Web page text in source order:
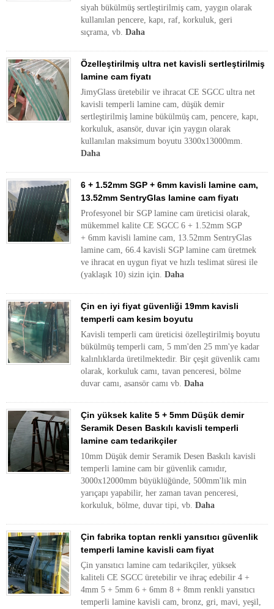
siyah bükülmüş sertleştirilmiş cam, yaygın olarak
kullanılan pencere, kapı, raf, korkuluk, geri
sıçrama, vb. Daha
Özelleştirilmiş ultra net kavisli sertleştirilmiş
lamine cam fiyatı
JimyGlass üretebilir ve ihracat CE SGCC ultra net
kavisli temperli lamine cam, düşük demir
sertleştirilmiş lamine bükülmüş cam, pencere, kapı,
korkuluk, asansör, duvar için yaygın olarak
kullanılan maksimum boyutu 3300x13000mm.
Daha
6 + 1.52mm SGP + 6mm kavisli lamine cam,
13.52mm SentryGlas lamine cam fiyatı
Profesyonel bir SGP lamine cam üreticisi olarak,
mükemmel kalite CE SGCC 6 + 1.52mm SGP
+ 6mm kavisli lamine cam, 13.52mm SentryGlas
lamine cam, 66.4 kavisli SGP lamine cam üretmek
ve ihracat en uygun fiyat ve hızlı teslimat süresi ile
(yaklaşık 10) sizin için. Daha
Çin en iyi fiyat güvenliği 19mm kavisli
temperli cam kesim boyutu
Kavisli temperli cam üreticisi özelleştirilmiş boyutu
bükülmüş temperli cam, 5 mm'den 25 mm'ye kadar
kalınlıklarda üretilmektedir. Bir çeşit güvenlik camı
olarak, korkuluk camı, tavan penceresi, bölme
duvar camı, asansör camı vb. Daha
Çin yüksek kalite 5 + 5mm Düşük demir
Seramik Desen Baskılı kavisli temperli
lamine cam tedarikçiler
10mm Düşük demir Seramik Desen Baskılı kavisli
temperli lamine cam bir güvenlik camıdır,
3000x12000mm büyüklüğünde, 500mm'lik min
yarıçapı yapabilir, her zaman tavan penceresi,
korkuluk, bölme, duvar tipi, vb. Daha
Çin fabrika toptan renkli yansıtıcı güvenlik
temperli lamine kavisli cam fiyat
Çin yansıtıcı lamine cam tedarikçiler, yüksek
kaliteli CE SGCC üretebilir ve ihraç edebilir 4 +
4mm 5 + 5mm 6 + 6mm 8 + 8mm renkli yansıtıcı
temperli lamine kavisli cam, bronz, gri, mavi, yeşil,